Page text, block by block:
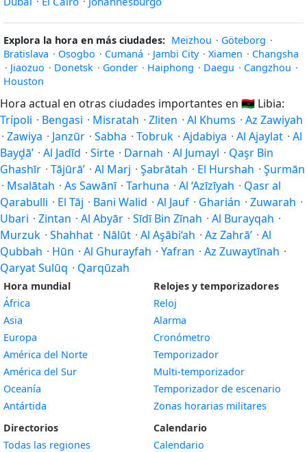
Explora la hora en más ciudades: Meizhou · Göteborg ·
Bratislava · Osogbo · Cumaná · Jambi City · Xiamen · Changsha
· Jiaozuo · Donetsk · Gonder · Haiphong · Daegu · Cangzhou ·
Houston
Hora actual en otras ciudades importantes en 🇱🇾 Libia:
Trípoli · Bengasi · Misratah · Zliten · Al Khums · Az Zawiyah
· Zawiya · Janzūr · Sabha · Tobruk · Ajdabiya · Al Ajaylat · Al
Bayḑā’ · Al Jadīd · Sirte · Darnah · Al Jumayl · Qaşr Bin
Ghashīr · Tājūrā’ · Al Marj · Şabrātah · El Hurshah · Şurmān
· Msalātah · As Sawānī · Tarhuna · Al ‘Azīzīyah · Qasr al
Qarabulli · El Tāj · Bani Walid · Al Jauf · Gharián · Zuwarah ·
Ubari · Zintan · Al Abyār · Sīdī Bin Zīnah · Al Burayqah ·
Murzuk · Shahhat · Nālūt · Al Aşābi‘ah · Az Zahrā’ · Al
Qubbah · Hūn · Al Ghurayfah · Yafran · Az Zuwaytīnah ·
Qaryat Sulūq · Qarqūzah
Hora mundial
África
Asia
Europa
América del Norte
América del Sur
Oceanía
Antártida
Directorios
Todas las regiones
Relojes y temporizadores
Reloj
Alarma
Cronómetro
Temporizador
Multi-temporizador
Temporizador de escenario
Zonas horarias militares
Calendario
Calendario